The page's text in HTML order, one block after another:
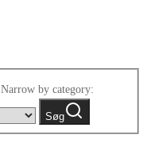
Narrow by category:
Søg